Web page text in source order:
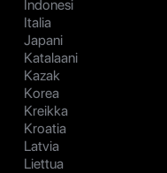
Indonesi
Italia
Japani
Katalaani
Kazak
Korea
Kreikka
Kroatia
Latvia
Liettua